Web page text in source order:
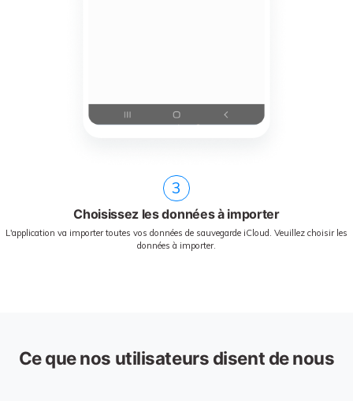
3
Choisissez les données à importer
L'application va importer toutes vos données de sauvegarde iCloud. Veuillez choisir les
données à importer.
Ce que nos utilisateurs disent de nous